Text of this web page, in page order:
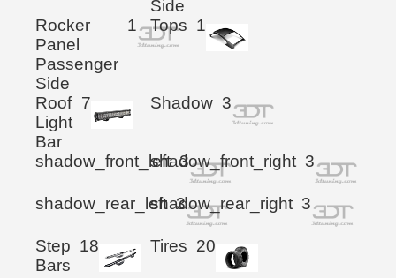
Side
Rocker
Panel
Passenger
Side
1 Tops 1
Roof
Light
Bar
7 Shadow 3
shadow_front_left 3
shadow_front_right 3
shadow_rear_left 3
shadow_rear_right 3
Step
Bars
18 Tires 20